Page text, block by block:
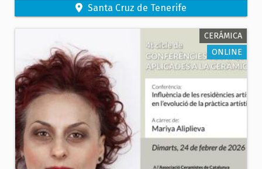
ARTESANÍA, INNOVACIÓN Y DISEÑO.
Santa Cruz de Tenerife
CERÁMICA
ONLINE